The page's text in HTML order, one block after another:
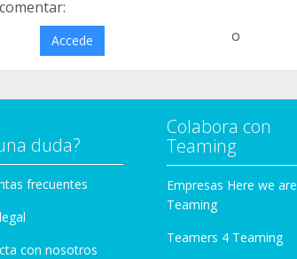
Accede o
duda?
frecuentes
con nosotros
Colabora con
Teaming
Empresas Here we are
Teaming
Teamers 4 Teaming